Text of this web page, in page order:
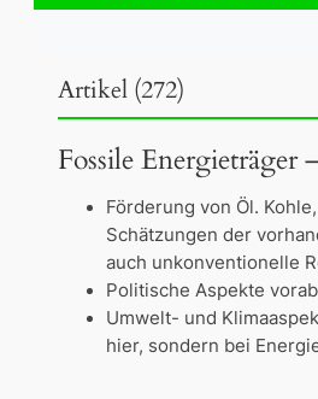
Artikel (272)
Fossile Energieträger
Förderung von Öl.
Schätzungen der
auch unkonventionelle
Politische Aspekte
Umwelt- und
hier, sondern bei